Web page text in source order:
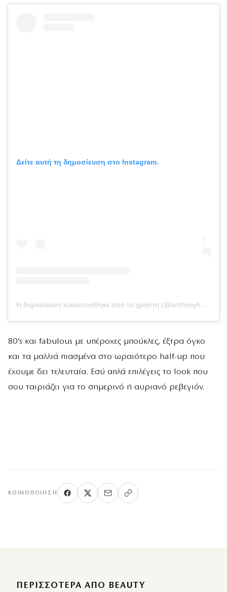
Δείτε αυτή τη δημοσίευση στο Instagram.
Η δημοσίευση κοινοποιήθηκε από το χρήστη (@anthonyhnguyenmakeup)
80’s και fabulous με υπέροχες μπούκλες, έξτρα όγκο
και τα μαλλιά πιασμένα στο ωραιότερο half-up που
έχουμε δει τελευταία. Εσύ απλά επιλέγεις το look που
σου ταιριάζει για το σημερινό ή αυριανό ρεβεγιόν.
ΚΟΙΝΟΠΟΊΗΣΗ
ΠΕΡΙΣΣΌΤΕΡΑ ΑΠΌ BEAUTY